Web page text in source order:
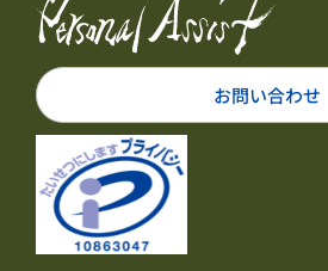
お問い合わせ